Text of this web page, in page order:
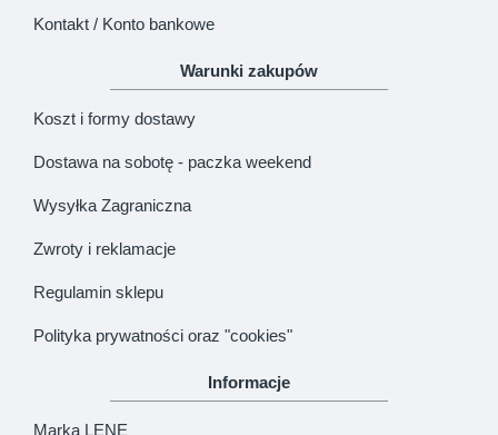
Kontakt / Konto bankowe
Warunki zakupów
Koszt i formy dostawy
Dostawa na sobotę - paczka weekend
Wysyłka Zagraniczna
Zwroty i reklamacje
Regulamin sklepu
Polityka prywatności oraz "cookies"
Informacje
Marka LENE